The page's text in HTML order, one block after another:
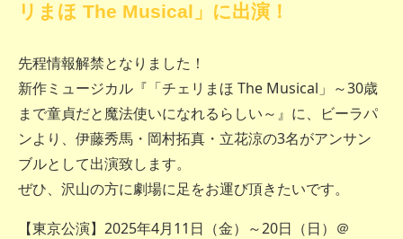
リまほ The Musical」に出演！
先程情報解禁となりました！
新作ミュージカル『「チェリまほ The Musical」～30歳
まで童貞だと魔法使いになれるらしい～』に、ビーラパ
ンより、伊藤秀馬・岡村拓真・立花涼の3名がアンサン
ブルとして出演致します。
ぜひ、沢山の方に劇場に足をお運び頂きたいです。
【東京公演】2025年4月11日（金）～20日（日）＠